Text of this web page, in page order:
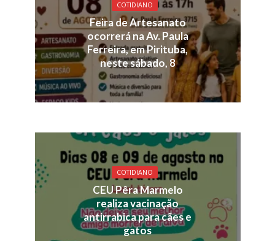
COTIDIANO
Feira de Artesanato
ocorrerá na Av. Paula
Ferreira, em Pirituba,
neste sábado, 8
COTIDIANO
CEU Pêra Marmelo
realiza vacinação
antirrabica para cães e
gatos